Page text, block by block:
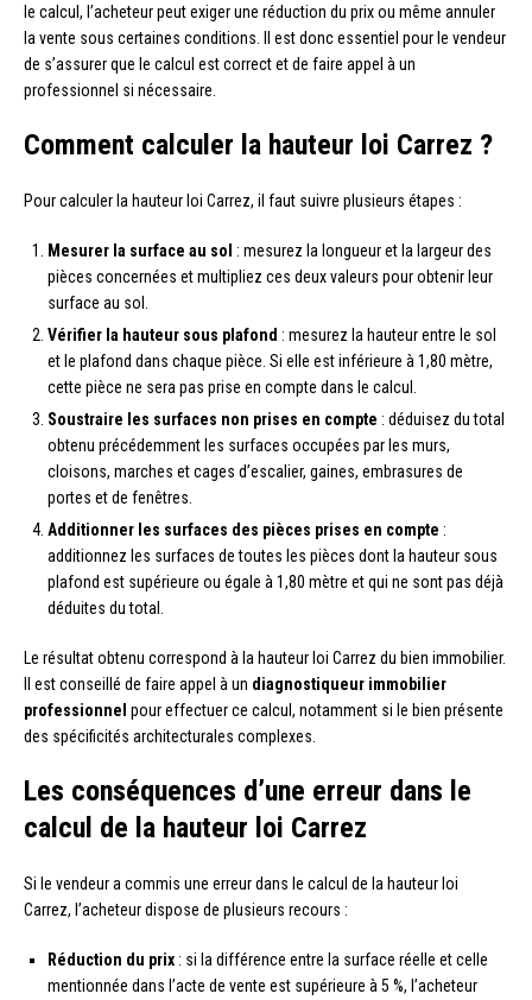
le calcul, l’acheteur peut exiger une réduction du prix ou même annuler
la vente sous certaines conditions. Il est donc essentiel pour le vendeur
de s’assurer que le calcul est correct et de faire appel à un
professionnel si nécessaire.
Comment calculer la hauteur loi Carrez ?
Pour calculer la hauteur loi Carrez, il faut suivre plusieurs étapes :
Mesurer la surface au sol : mesurez la longueur et la largeur des
pièces concernées et multipliez ces deux valeurs pour obtenir leur
surface au sol.
Vérifier la hauteur sous plafond : mesurez la hauteur entre le sol
et le plafond dans chaque pièce. Si elle est inférieure à 1,80 mètre,
cette pièce ne sera pas prise en compte dans le calcul.
Soustraire les surfaces non prises en compte : déduisez du total
obtenu précédemment les surfaces occupées par les murs,
cloisons, marches et cages d’escalier, gaines, embrasures de
portes et de fenêtres.
Additionner les surfaces des pièces prises en compte :
additionnez les surfaces de toutes les pièces dont la hauteur sous
plafond est supérieure ou égale à 1,80 mètre et qui ne sont pas déjà
déduites du total.
Le résultat obtenu correspond à la hauteur loi Carrez du bien immobilier.
Il est conseillé de faire appel à un diagnostiqueur immobilier
professionnel pour effectuer ce calcul, notamment si le bien présente
des spécificités architecturales complexes.
Les conséquences d’une erreur dans le
calcul de la hauteur loi Carrez
Si le vendeur a commis une erreur dans le calcul de la hauteur loi
Carrez, l’acheteur dispose de plusieurs recours :
Réduction du prix : si la différence entre la surface réelle et celle
mentionnée dans l’acte de vente est supérieure à 5 %, l’acheteur